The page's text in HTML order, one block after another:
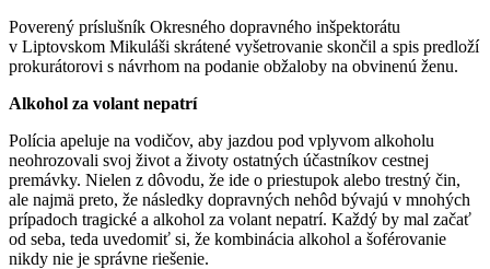
Poverený príslušník Okresného dopravného inšpektorátu
v Liptovskom Mikuláši skrátené vyšetrovanie skončil a spis predloží
prokurátorovi s návrhom na podanie obžaloby na obvinenú ženu.
Alkohol za volant nepatrí
Polícia apeluje na vodičov, aby jazdou pod vplyvom alkoholu
neohrozovali svoj život a životy ostatných účastníkov cestnej
premávky. Nielen z dôvodu, že ide o priestupok alebo trestný čin,
ale najmä preto, že následky dopravných nehôd bývajú v mnohých
prípadoch tragické a alkohol za volant nepatrí. Každý by mal začať
od seba, teda uvedomiť si, že kombinácia alkohol a šoférovanie
nikdy nie je správne riešenie.